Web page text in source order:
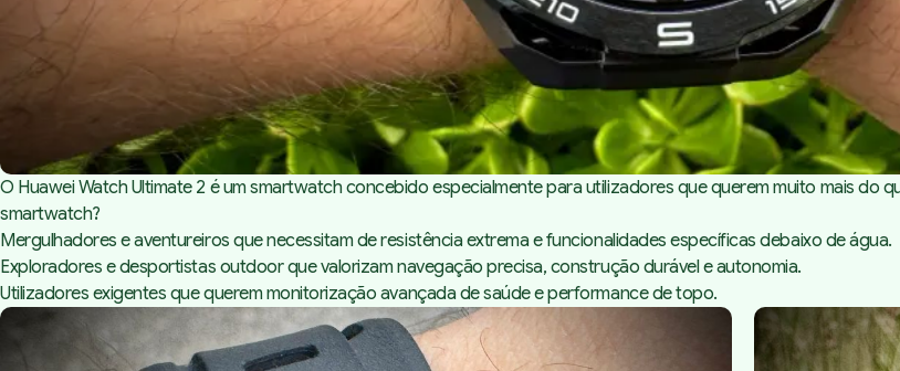
Prós
Contras
O Huawei Watch Ultimate 2 é um smartwatch concebido especialmente para utilizadores que querem muito mais do
smartwatch?
Mergulhadores e aventureiros que necessitam de resistência extrema e funcionalidades específicas debaixo de água.
Exploradores e desportistas outdoorque valorizam navegação precisa, construção durável e autonomia.
Utilizadores exigentes que querem monitorização avançada de saúde e performance de topo.